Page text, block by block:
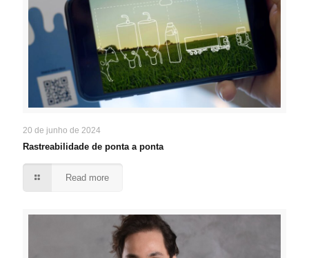
20 de junho de 2024
Rastreabilidade de ponta a ponta
Read more